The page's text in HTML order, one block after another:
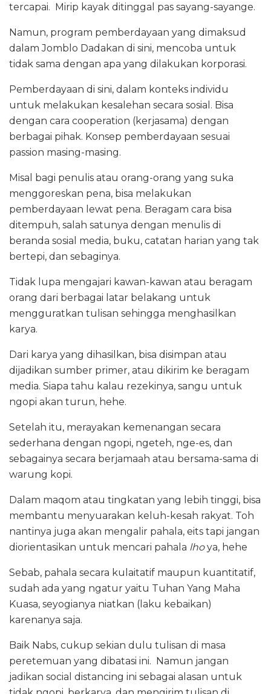
tercapai. Mirip kayak ditinggal pas sayang-sayange.
Namun, program pemberdayaan yang dimaksud
dalam Jomblo Dadakan di sini, mencoba untuk
tidak sama dengan apa yang dilakukan korporasi.
Pemberdayaan di sini, dalam konteks individu
untuk melakukan kesalehan secara sosial. Bisa
dengan cara cooperation (kerjasama) dengan
berbagai pihak. Konsep pemberdayaan sesuai
passion masing-masing.
Misal bagi penulis atau orang-orang yang suka
menggoreskan pena, bisa melakukan
pemberdayaan lewat pena. Beragam cara bisa
ditempuh, salah satunya dengan menulis di
beranda sosial media, buku, catatan harian yang tak
bertepi, dan sebaginya.
Tidak lupa mengajari kawan-kawan atau beragam
orang dari berbagai latar belakang untuk
mengguratkan tulisan sehingga menghasilkan
karya.
Dari karya yang dihasilkan, bisa disimpan atau
dijadikan sumber primer, atau dikirim ke beragam
media. Siapa tahu kalau rezekinya, sangu untuk
ngopi akan turun, hehe.
Setelah itu, merayakan kemenangan secara
sederhana dengan ngopi, ngeteh, nge-es, dan
sebagainya secara berjamaah atau bersama-sama di
warung kopi.
Dalam maqom atau tingkatan yang lebih tinggi, bisa
membantu menyuarakan keluh-kesah rakyat. Toh
nantinya juga akan mengalir pahala, eits tapi jangan
diorientasikan untuk mencari pahala lhoya, hehe
Sebab, pahala secara kulaitatif maupun kuantitatif,
sudah ada yang ngatur yaitu Tuhan Yang Maha
Kuasa, seyogianya niatkan (laku kebaikan)
karenanya saja.
Baik Nabs, cukup sekian dulu tulisan di masa
peretemuan yang dibatasi ini. Namun jangan
jadikan social distancing ini sebagai alasan untuk